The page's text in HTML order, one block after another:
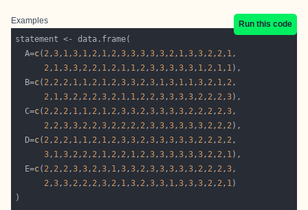
Examples
Run this code
  A=
c( 2,3, 1,3, 1, 2, 1, 2,3,3,3,3,3, 2, 1,3,3, 2, 2, 1
2, 1,3,3, 2, 2, 1, 2, 1, 1, 2,3,3,3,3,3, 1, 2, 1, 1
  B=
c( 2, 2, 2, 1, 1, 2, 1, 2,3,3, 2,3, 1,3, 1, 1,3, 2, 1, 2
2, 1,3, 2, 2, 2,3, 2, 1, 1, 2, 2,3,3,3,3, 2, 2, 2,3
  C=
c( 2, 2, 2, 1, 1, 2, 1, 2,3,3, 2,3,3,3,3, 2, 2, 2, 2,3
2, 2,3,3, 2, 2,3, 2, 2, 2, 2,3,3,3,3,3,3, 2, 2, 2
  D=
c( 2, 2, 2, 1, 1, 2, 1, 2,3,3, 2,3,3,3,3,3, 2, 2, 2, 2
3, 1,3, 2, 2, 2, 1, 2, 2, 1, 2,3,3,3,3,3,3, 2, 2, 1
  E=
c( 2, 2, 2,3,3, 2,3, 1,3,3, 2,3,3,3,3,3, 2, 2, 2,3
2,3,3, 2, 2, 2,3, 2, 1,3, 2,3,3, 1,3,3,3, 2, 2, 1